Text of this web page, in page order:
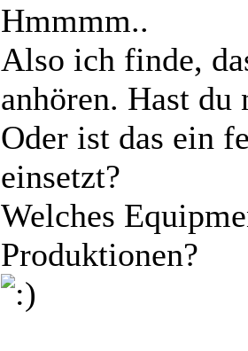
Hmmmm..
Also ich finde,
anhören. Hast du
Oder ist das ein
einsetzt?
Welches
Produktionen?